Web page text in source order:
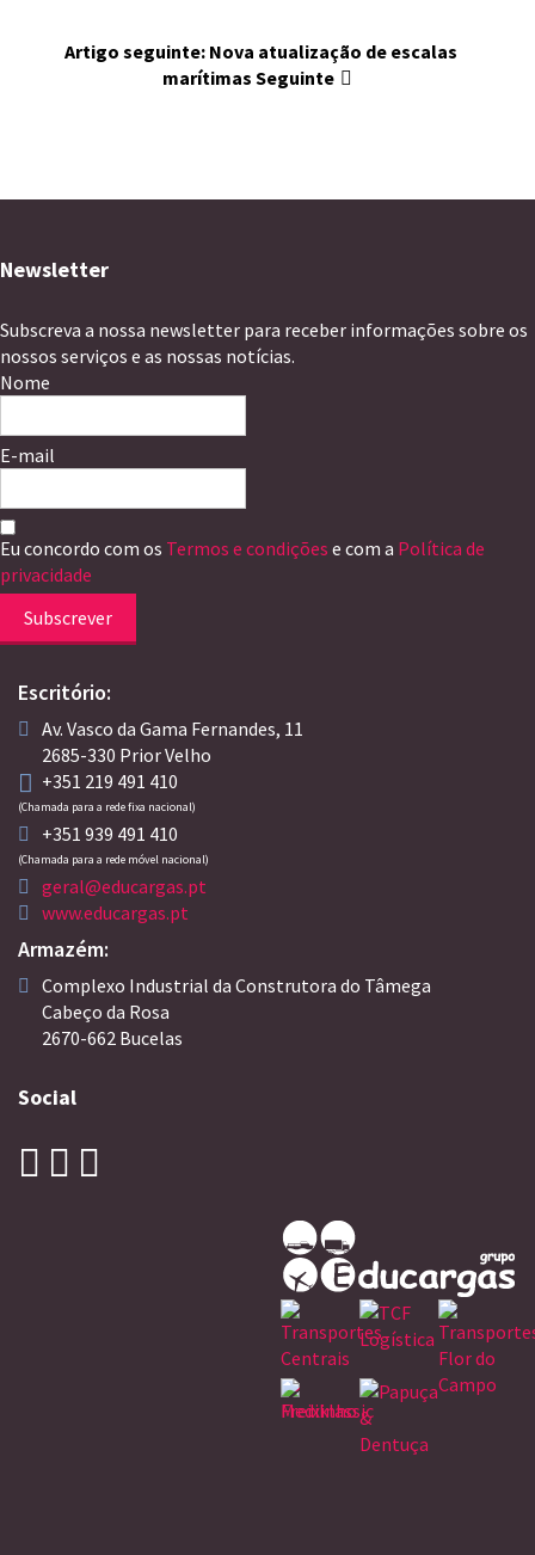
Artigo seguinte: Nova atualização de escalas
marítimas Seguinte
Newsletter
Subscreva a nossa newsletter para receber informações sobre os
nossos serviços e as nossas notícias.
Nome
E-mail
Eu concordo com os Termos e condições e com a Política de
privacidade
Subscrever
Escritório:
Av. Vasco da Gama Fernandes, 11
2685-330 Prior Velho
+351 219 491 410
(Chamada para a rede fixa nacional)
+351 939 491 410
(Chamada para a rede móvel nacional)
geral@educargas.pt
www.educargas.pt
Armazém:
Complexo Industrial da Construtora do Tâmega
Cabeço da Rosa
2670-662 Bucelas
Social